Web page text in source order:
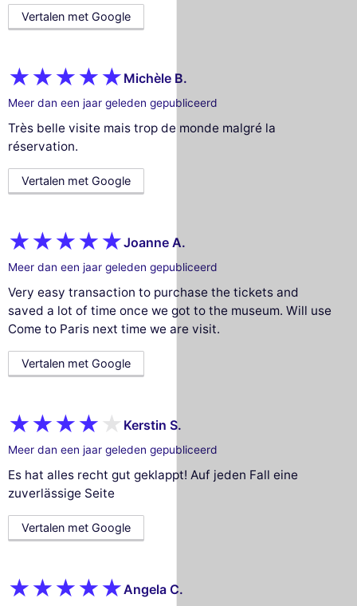
Vertalen met Google
Michèle B.
Meer dan een jaar geleden gepubliceerd
Très belle visite mais trop de monde malgré la
réservation.
Vertalen met Google
Joanne A.
Meer dan een jaar geleden gepubliceerd
Very easy transaction to purchase the tickets and
saved a lot of time once we got to the museum. Will use
Come to Paris next time we are visit.
Vertalen met Google
Kerstin S.
Meer dan een jaar geleden gepubliceerd
Es hat alles recht gut geklappt! Auf jeden Fall eine
zuverlässige Seite
Vertalen met Google
Angela C.